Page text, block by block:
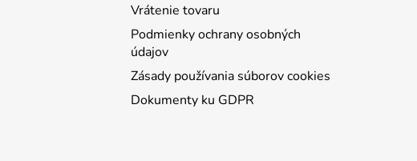
Vrátenie tovaru
Podmienky ochrany osobných
údajov
Zásady používania súborov cookies
Dokumenty ku GDPR